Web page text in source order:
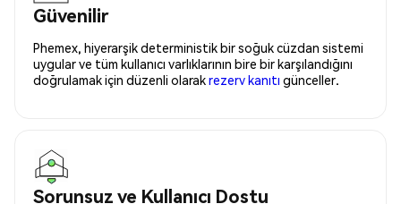
Güvenilir
Phemex, hiyerarşik deterministik bir soğuk cüzdan sistemi
uygular ve tüm kullanıcı varlıklarının bire bir karşılandığını
doğrulamak için düzenli olarakrezerv kanıtı günceller.
Sorunsuz ve Kullanıcı Dostu